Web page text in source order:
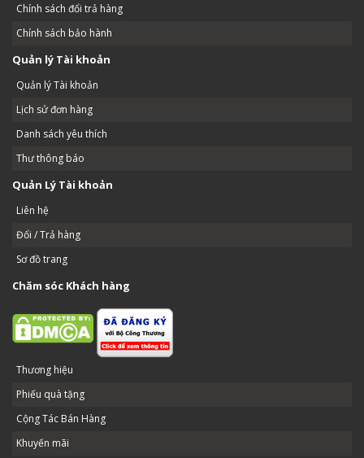
Chính sách đổi trả hàng
Chính sách bảo hành
Quản lý Tài khoản
Quản lý Tài khoản
Lịch sử đơn hàng
Danh sách yêu thích
Thư thông báo
Quản Lý Tài khoản
Liên hệ
Đổi / Trả hàng
Sơ đồ trang
Chăm sóc Khách hàng
Thương hiệu
Phiếu quà tặng
Cộng Tác Bán Hàng
Khuyến mãi